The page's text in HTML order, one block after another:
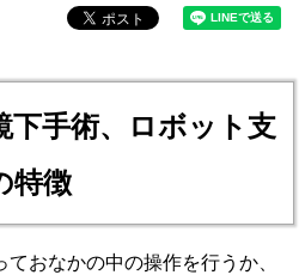
下手術、ロボット支
特徴
おなかの中の操作を行うか、